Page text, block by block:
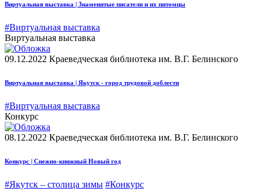
Виртуальная выставка | Знаменитые писатели и их питомцы
#Виртуальная выставка
Виртуальная выставка
09.12.2022 Краеведческая библиотека им. В.Г. Белинского
Виртуальная выставка | Якутск - город трудовой доблести
#Виртуальная выставка
Конкурс
08.12.2022 Краеведческая библиотека им. В.Г. Белинского
Конкурс | Снежно-книжный Новый год
#Якутск – столица зимы #Конкурс